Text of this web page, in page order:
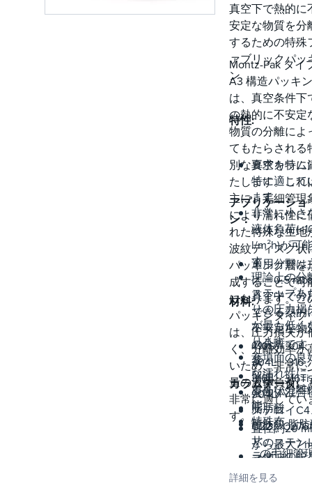
真空下で熱的に
安定な物質を分
するための特殊
ァブリックパッ
ン
Montz-Pak タイ
A3 構造パッキン
は、真空条件下
の熱的に不安定
物質の分離によ
てもたらされる
別な要求を特に
たします。これ
主に、毛細管現
により濡れ性に
れた特殊な生地
波紋ディスク状
パッキング層を
成することで可
になります。こ
パッキンタイプ
は、圧力損失が
く、分離効率が
いため、非常に
量の液体負荷に
非常に適してい
す。
特性:
真空カラム
特に適して
ます
非常に小さ
液体負荷
l/m²h)が可
す
理論上の分
ステップあ
りの圧力損
が最も低く
ります
充填面の良
な濡れ性に
る高い分離
能
特殊
の毛細管
アプリケーショ
ン：
適用分野は
に、0.5
真空中で分
できる熱的
不安定な物
の分離です
蒸
留油
異性体混合
脂肪酸
脂肪酸 脂
サ
ラダ油の脱
変圧器油の
気
材料:
410S、304
304L、316
316L、
904Lハ
ステロイ
C22、C276
どのステン
ス鋼。
アルミニウ
カラムデータ:
直径約20
から最大7
で
非常に
詳細を見る